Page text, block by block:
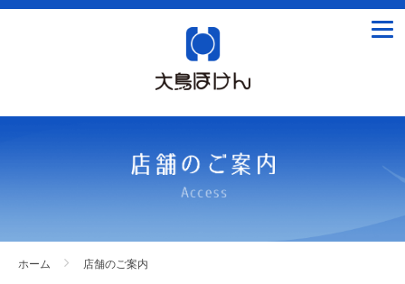
ホーム 店舗のご案内